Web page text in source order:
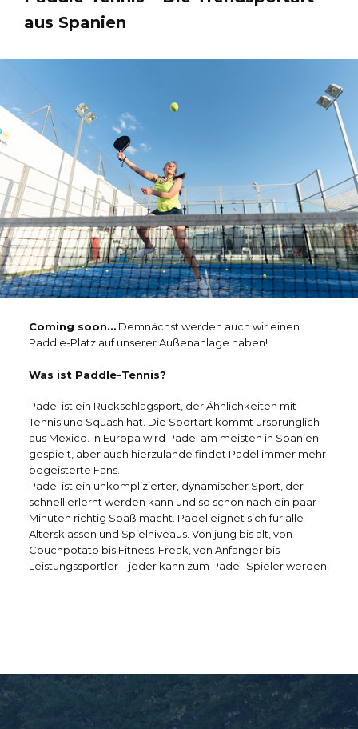
aus Spanien
Coming soon…Demnächst werden auch wir einen
Paddle-Platz auf unserer Außenanlage haben!
Was ist Paddle-Tennis?
Padel ist ein Rückschlagsport, der Ähnlichkeiten mit
Tennis und Squash hat. Die Sportart kommt ursprünglich
aus Mexico. In Europa wird Padel am meisten in Spanien
gespielt, aber auch hierzulande findet Padel immer mehr
begeisterte Fans.
Padel ist ein unkomplizierter, dynamischer Sport, der
schnell erlernt werden kann und so schon nach ein paar
Minuten richtig Spaß macht. Padel eignet sich für alle
Altersklassen und Spielniveaus. Von jung bis alt, von
Couchpotato bis Fitness-Freak, von Anfänger bis
Leistungssportler – jeder kann zum Padel-Spieler werden!